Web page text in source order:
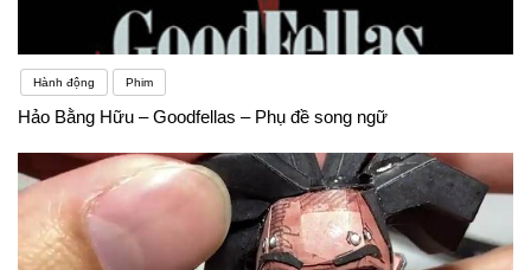
Hành động Phim
Hảo Bằng Hữu – Goodfellas – Phụ đề song ngữ